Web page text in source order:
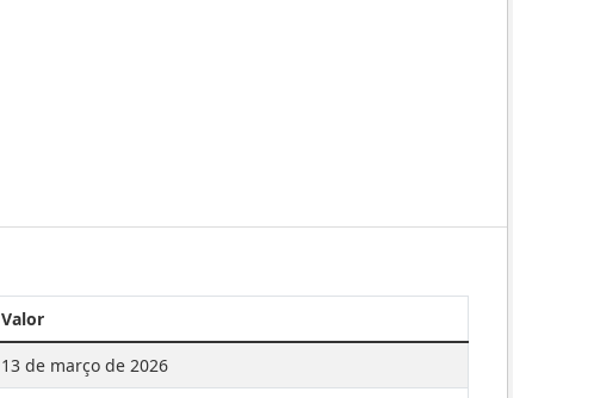
Valor
13 de março de 2026